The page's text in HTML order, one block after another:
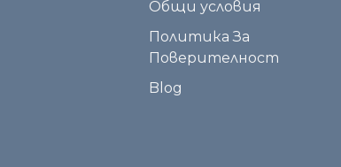
Общи условия
Политика За
Поверителност
Blog